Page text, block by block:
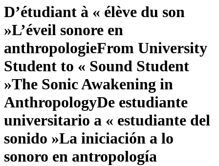
D’étudiant à « élève du son
»L’éveil sonore en
anthropologieFrom University
Student to « Sound Student
»The Sonic Awakening in
AnthropologyDe estudiante
universitario a « estudiante del
sonido »La iniciación a lo
sonoro en antropología